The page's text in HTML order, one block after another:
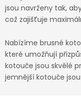
Dílna
Dětská hřiště
jsou navrženy tak,
což zajišťuje
Nabízíme brusné
které umožňují
kotouče jsou skvělé
jemnější kotouče